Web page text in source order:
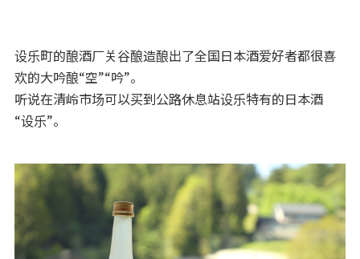
设乐町的酿酒厂关谷酿造酿出了全国日本酒爱好者都很喜
欢的大吟酿“空”“吟”。
听说在清岭市场可以买到公路休息站设乐特有的日本酒
“设乐”。